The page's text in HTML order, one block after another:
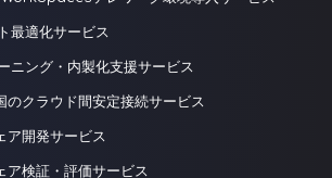
最適化サービス
ニング・内製化支援サービス
のクラウド間安定接続サービス
ア開発サービス
ア検証・評価サービス